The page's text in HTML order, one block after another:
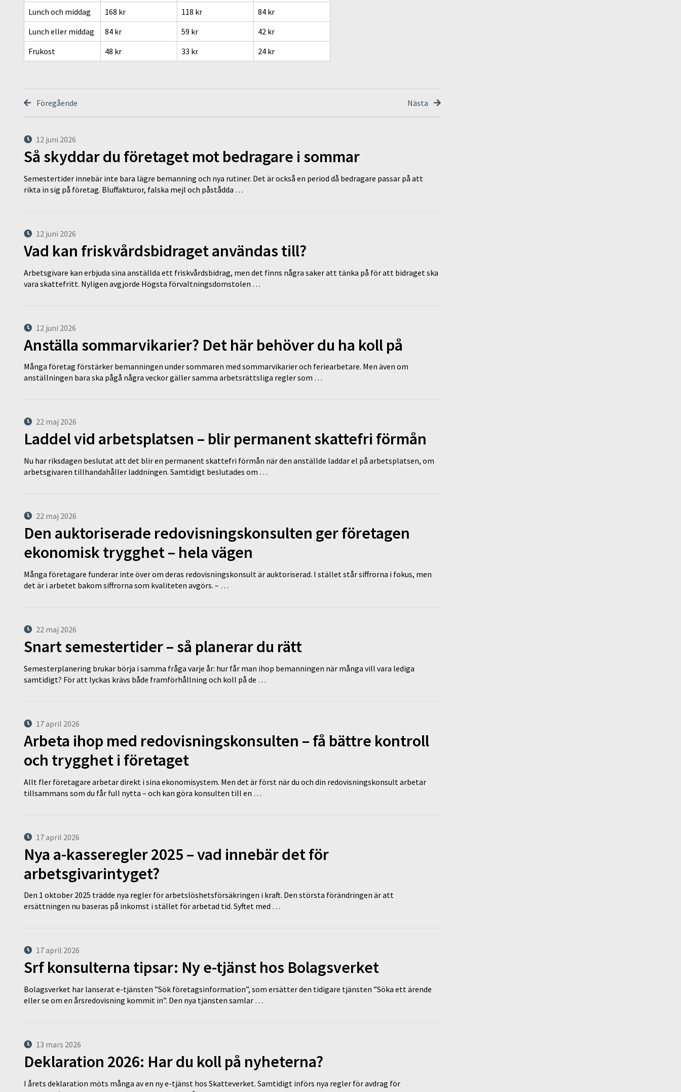
Lunch och middag 168 kr 118 kr
84 kr
Lunch eller middag
84 kr 59 kr
42 kr
Frukost
48 kr 33 kr 24 kr
Föregående Nästa
12 juni 2026
Så skyddar du företaget mot bedragare i sommar
Semestertider innebär inte bara lägre bemanning och nya rutiner. Det är också en period då bedragare passar på att
rikta in sig på företag. Bluffakturor, falska mejl och påstådda …
12 juni 2026
Vad kan friskvårdsbidraget användas till?
Arbetsgivare kan erbjuda sina anställda ett friskvårdsbidrag, men det finns några saker att tänka på för att bidraget ska
vara skattefritt. Nyligen avgjorde Högsta förvaltningsdomstolen …
12 juni 2026
Anställa sommarvikarier? Det här behöver du ha koll på
Många företag förstärker bemanningen under sommaren med sommarvikarier och feriearbetare. Men även om
anställningen bara ska pågå några veckor gäller samma arbetsrättsliga regler som …
22 maj 2026
Laddel vid arbetsplatsen – blir permanent skattefri förmån
Nu har riksdagen beslutat att det blir en permanent skattefri förmån när den anställde laddar el på arbetsplatsen, om
arbetsgivaren tillhandahåller laddningen. Samtidigt beslutades om …
22 maj 2026
Den auktoriserade redovisningskonsulten ger företagen
ekonomisk trygghet – hela vägen
Många företagare funderar inte över om deras redovisningskonsult är auktoriserad. I stället står siffrorna i fokus, men
det är i arbetet bakom siffrorna som kvaliteten avgörs. – …
22 maj 2026
Snart semestertider – så planerar du rätt
Semesterplanering brukar börja i samma fråga varje år: hur får man ihop bemanningen när många vill vara lediga
samtidigt? För att lyckas krävs både framförhållning och koll på de …
17 april 2026
Arbeta ihop med redovisningskonsulten – få bättre kontroll
och trygghet i företaget
Allt fler företagare arbetar direkt i sina ekonomisystem. Men det är först när du och din redovisningskonsult arbetar
tillsammans som du får full nytta – och kan göra konsulten till en …
17 april 2026
Nya a-kasseregler 2025 – vad innebär det för
arbetsgivarintyget?
Den 1 oktober 2025 trädde nya regler för arbetslöshetsförsäkringen i kraft. Den största förändringen är att
ersättningen nu baseras på inkomst i stället för arbetad tid. Syftet med …
17 april 2026
Srf konsulterna tipsar: Ny e-tjänst hos Bolagsverket
Bolagsverket har lanserat e-tjänsten ”Sök företagsinformation”, som ersätter den tidigare tjänsten ”Söka ett ärende
eller se om en årsredovisning kommit in”. Den nya tjänsten samlar …
13 mars 2026
Deklaration 2026: Har du koll på nyheterna?
I årets deklaration möts många av en ny e-tjänst hos Skatteverket. Samtidigt införs nya regler för avdrag för